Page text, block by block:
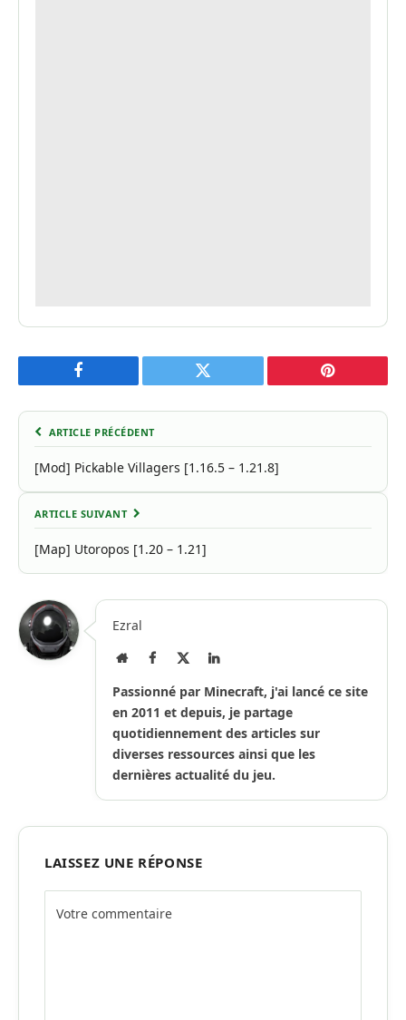
Facebook Twitter Pinterest
ARTICLE PRÉCÉDENT
[Mod] Pickable Villagers [1.16.5 – 1.21.8]
ARTICLE SUIVANT
[Map] Utoropos [1.20 – 1.21]
Ezral
Site
Facebook
X
LinkedIn
Passionné par Minecraft, j'ai lancé ce site
en 2011 et depuis, je partage
quotidiennement des articles sur
diverses ressources ainsi que les
dernières actualité du jeu.
LAISSEZ UNE RÉPONSE